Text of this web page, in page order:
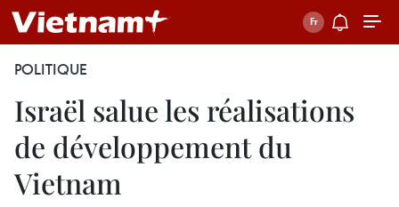
POLITIQUE
Israël salue les réalisations
de développement du
Vietnam